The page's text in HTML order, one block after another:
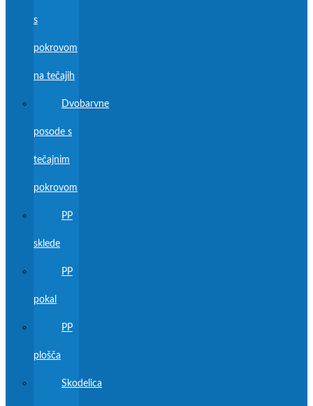
s
pokrovom
na tečajih
Dvobarvne
posode s
tečajnim
pokrovom
PP
sklede
PP
pokal
PP
plošča
Skodelica